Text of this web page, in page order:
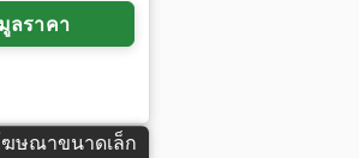
ลราคา
ษณาขนาดเล็ก